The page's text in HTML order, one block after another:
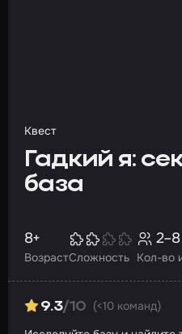
Квест
Гадкий я:
база
Возраст
8+
Сложность Кол-во
2–8
9.3/10 (<10 команд)